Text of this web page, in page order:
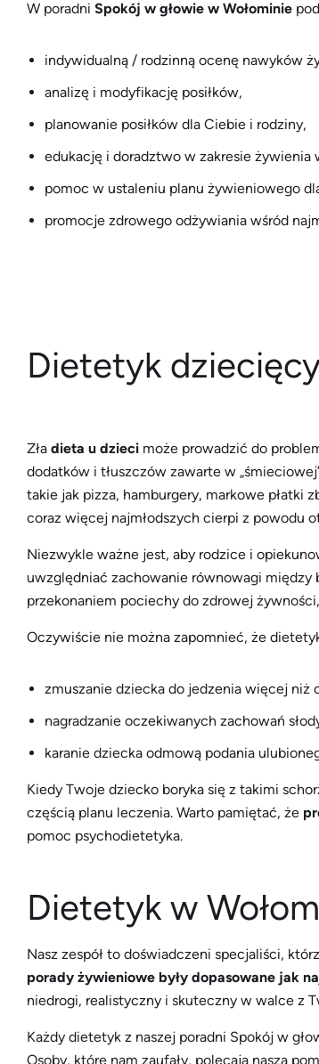
W poradni Spokój w głowie w Wołominie
indywidualną / rodzinną ocenę nawyków
analizę i modyfikację posiłków,
planowanie posiłków dla Ciebie i rodziny,
edukację i doradztwo w zakresie żywienia
pomoc w ustaleniu planu żywieniowego
promocje zdrowego odżywiania wśród
Dietetyk
Zła dieta u dzieci może prowadzić do
dodatków i tłuszczów zawarte w
takie jak pizza, hamburgery, markowe płatki
coraz więcej najmłodszych cierpi z powodu
Niezwykle ważne jest, aby rodzice i
uwzględniać zachowanie równowagi między
przekonaniem pociechy do zdrowej żywności,
Oczywiście nie można zapomnieć, że
zmuszanie dziecka do jedzenia więcej niż
nagradzanie oczekiwanych zachowań
karanie dziecka odmową podania
Kiedy Twoje dziecko boryka się z takimi
częścią planu leczenia. Warto pamiętać, że
pomoc psychodietetyka.
Dietetyk w
Nasz zespół to doświadczeni specjaliści,
porady żywieniowe były dopasowane jak
niedrogi, realistyczny i skuteczny w walce z
Każdy dietetyk z naszej poradni Spokój w
Osoby, które nam zaufały, polecają naszą